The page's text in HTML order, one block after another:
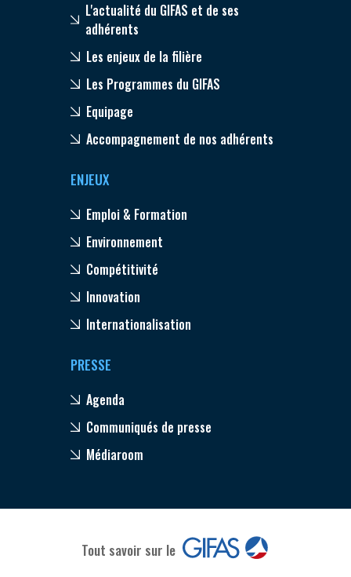
L'actualité du GIFAS et de ses
adhérents
Les enjeux de la filière
Les Programmes du GIFAS
Equipage
Accompagnement de nos adhérents
ENJEUX
Emploi & Formation
Environnement
Compétitivité
Innovation
Internationalisation
PRESSE
Agenda
Communiqués de presse
Médiaroom
Tout savoir sur le